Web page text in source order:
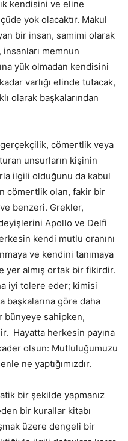
kendisini ve eline
yok olacaktır. Makul
bir insan, samimi olarak
insanları memnun
yük olmadan kendisini
varlığı elinde tutacak,
olarak başkalarından
cömertlik veya
unsurların kişinin
ilgili olduğunu da kabul
cömertlik olan, fakir bir
benzeri. Grekler,
deyişlerini Apollo ve Delfi
kendi mutlu oranını
ve kendini tanımaya
yer almış ortak bir fikirdir.
iyi tolere eder; kimisi
göre daha
bünyeye sahipken,
Hayatta herkesin payına
olsun: Mutluluğumuzu
ne yaptığımızdır.
bir şekilde yapmanız
bir kurallar kitabı
üzere dengeli bir